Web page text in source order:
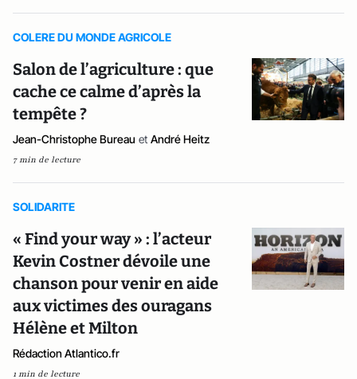
COLERE DU MONDE AGRICOLE
Salon de l’agriculture : que
cache ce calme d’après la
tempête ?
Jean-Christophe Bureau et André Heitz
7 min de lecture
SOLIDARITE
« Find your way » : l’acteur
Kevin Costner dévoile une
chanson pour venir en aide
aux victimes des ouragans
Hélène et Milton
Rédaction Atlantico.fr
1 min de lecture